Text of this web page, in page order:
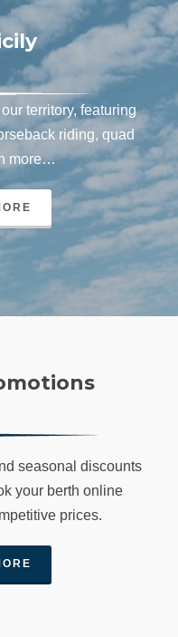
territory, featuring
riding, quad
more…
seasonal discounts
your berth online
prices.